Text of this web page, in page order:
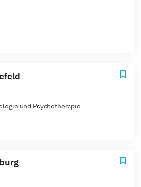
und Psychotherapie